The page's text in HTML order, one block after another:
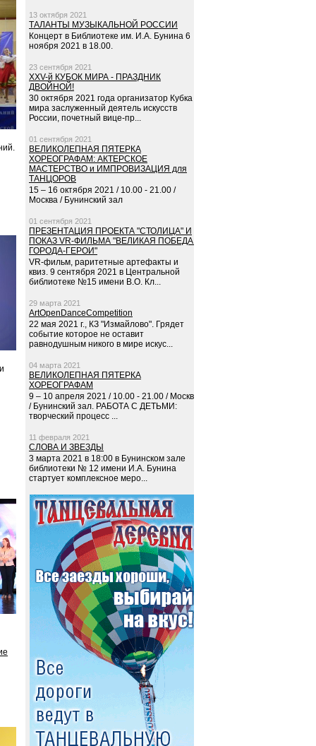
13 октября 2021
ТАЛАНТЫ МУЗЫКАЛЬНОЙ РОССИИ
Концерт в Библиотеке им. И.А. Бунина 6
ноября 2021 в 18.00.
23 сентября 2021
XXV-й КУБОК МИРА - ПРАЗДНИК
ДВОЙНОЙ!
30 октября 2021 года организатор Кубка
мира заслуженный деятель искусств
России, почетный вице-пр...
01 сентября 2021
ВЕЛИКОЛЕПНАЯ ПЯТЕРКА
ХОРЕОГРАФАМ: АКТЕРСКОЕ
МАСТЕРСТВО и ИМПРОВИЗАЦИЯ для
ТАНЦОРОВ
15 – 16 октября 2021 / 10.00 - 21.00 /
Москва / Бунинский зал
01 сентября 2021
ПРЕЗЕНТАЦИЯ ПРОЕКТА "СТОЛИЦА" И
ПОКАЗ VR-ФИЛЬМА "ВЕЛИКАЯ ПОБЕДА.
ГОРОДА-ГЕРОИ"
VR-фильм, раритетные артефакты и
квиз. 9 сентября 2021 в Центральной
библиотеке №15 имени В.О. Кл...
29 марта 2021
ArtOpenDanceCompetition
22 мая 2021 г., КЗ "Измайлово". Грядет
событие которое не оставит
равнодушным никого в мире искус...
04 марта 2021
ВЕЛИКОЛЕПНАЯ ПЯТЕРКА
ХОРЕОГРАФАМ
9 – 10 апреля 2021 / 10.00 - 21.00 / Москва
/ Бунинский зал. РАБОТА С ДЕТЬМИ:
творческий процесс ...
11 февраля 2021
СЛОВА И ЗВЕЗДЫ
3 марта 2021 в 18:00 в Бунинском зале
библиотеки № 12 имени И.А. Бунина
стартует комплексное меро...